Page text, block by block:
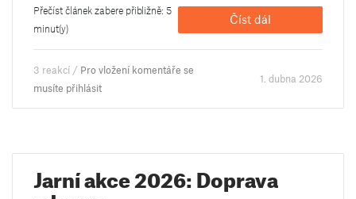
Přečíst článek zabere přibližně: 5
minut(y)
Číst dál
3 reakcí / Pro vložení komentáře se
musíte přihlásit
1. dubna 2026
Jarní akce 2026: Doprava